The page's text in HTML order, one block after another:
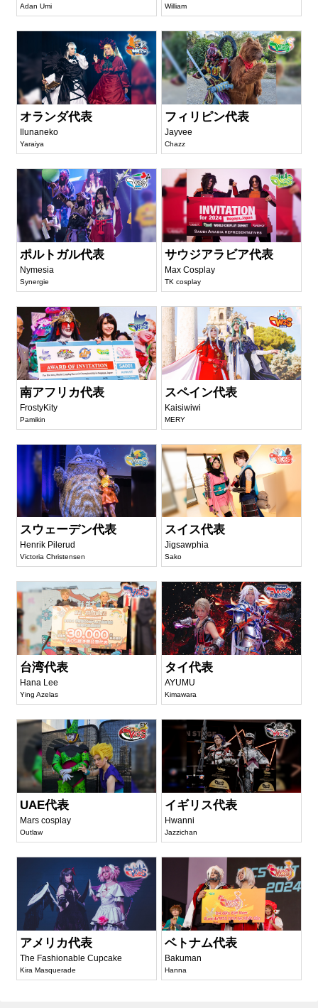
Adan Umi William
オランダ代表
Ilunaneko
Yaraiya
フィリピン代表
Jayvee
Chazz
ポルトガル代表
Nymesia
Synergie
サウジアラビア代表
Max Cosplay
TK cosplay
南アフリカ代表
FrostyKity
Pamikin
スペイン代表
Kaisiwiwi
MERY
スウェーデン代表
Henrik Pilerud
Victoria Christensen
スイス代表
Jigsawphia
Sako
台湾代表
Hana Lee
Ying Azelas
タイ代表
AYUMU
Kimawara
UAE代表
Mars cosplay
Outlaw
イギリス代表
Hwanni
Jazzichan
アメリカ代表
The Fashionable Cupcake
Kira Masquerade
ベトナム代表
Bakuman
Hanna